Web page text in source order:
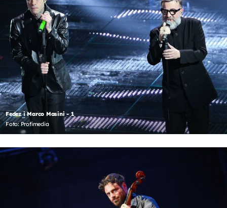
Fedez i Marco Masini - 1
Foto: Profimedia